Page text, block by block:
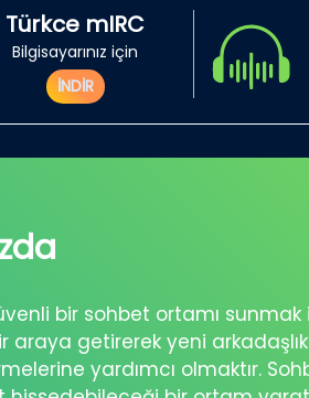
Türkce mIRC
Bilgisayarınız için
İNDİR
bir sohbet ortamı sunmak
araya getirerek yeni
yardımcı olmaktır.